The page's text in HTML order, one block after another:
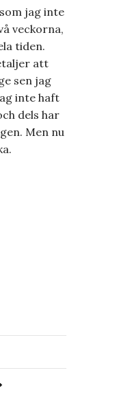
jag inte
veckorna,
tiden.
att
sen jag
inte haft
dels har
Men nu